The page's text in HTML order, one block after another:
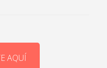
AQUÍ